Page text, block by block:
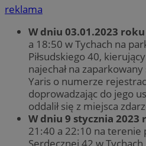
reklama
W dniu 03.01.2023 roku
a 18:50 w Tychach na
Piłsudskiego 40,
najechał na
Yaris o numerze
doprowadzając do jego
oddalił się z miejsca
W dniu 9 stycznia 2023
21:40 a 22:10 na terenie